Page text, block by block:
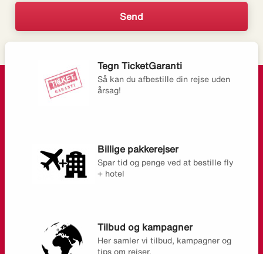
Tegn TicketGaranti
Så kan du afbestille din rejse uden
årsag!
Billige pakkerejser
Spar tid og penge ved at bestille fly
+ hotel
Tilbud og kampagner
Her samler vi tilbud, kampagner og
tips om rejser.